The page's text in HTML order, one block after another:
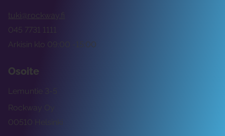
tuki@rockway.fi
Arkisin klo 09:00 -15:00
045 7731 1111
Osoite
Rockway Oy
Lemuntie 3-5
00510 Helsinki